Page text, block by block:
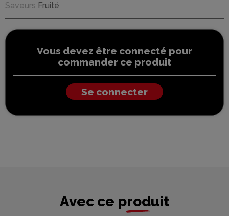
Saveurs Fruité
Vous devez être connecté pour
commander ce produit
Se connecter
Avec ce produit